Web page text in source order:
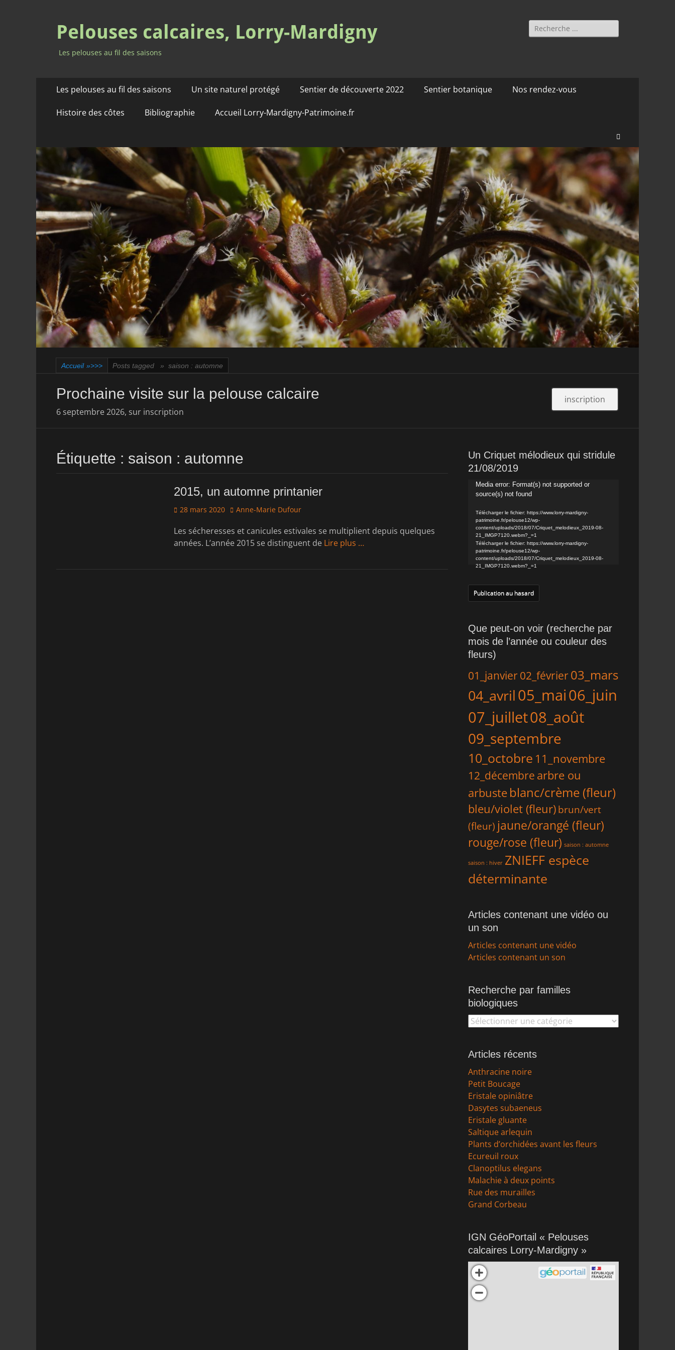
Pelouses calcaires, Lorry-Mardigny
Les pelouses au fil des saisons
Rechercher :
Menu
contenu
Les pelouses au fil des saisons Un site naturel protégé Sentier de découverte 2022 Sentier botanique Nos rendez-vous
Histoire des côtes Bibliographie Accueil Lorry-Mardigny-Patrimoine.fr
Accueil »>>> Posts tagged » saison : automne
Prochaine visite sur la pelouse calcaire
6 septembre 2026, sur inscription
inscription
Étiquette : saison : automne
2015, un automne printanier
Posted
28 mars 2020 Author
Anne-Marie Dufour
Les sécheresses et canicules estivales se multiplient depuis quelques
années. L’année 2015 se distinguent de Lire plus …
Un Criquet mélodieux qui stridule
21/08/2019
Lecteur
vidéo
Media error: Format(s) not supported or
source(s) not found
Télécharger le fichier: https://www.lorry-mardigny-
patrimoine.fr/pelouse12/wp-
content/uploads/2018/07/Criquet_melodieux_2019-08-
21_IMGP7120.webm?_=1
Télécharger le fichier: https://www.lorry-mardigny-
patrimoine.fr/pelouse12/wp-
content/uploads/2018/07/Criquet_melodieux_2019-08-
21_IMGP7120.webm?_=1
Publication au hasard
Que peut-on voir (recherche par
mois de l’année ou couleur des
fleurs)
01_janvier02_février03_mars
04_avril05_mai06_juin
07_juillet08_août
09_septembre
10_octobre 11_novembre
12_décembre arbre ou
arbuste blanc/crème (fleur)
bleu/violet (fleur) brun/vert
(fleur) jaune/orangé (fleur)
rouge/rose (fleur) saison : automne
saison : hiver ZNIEFF espèce
déterminante
Articles contenant une vidéo ou
un son
Articles contenant une vidéo
Articles contenant un son
Recherche par familles
biologiques
Recherche
biologiques
Articles récents
Anthracine noire
Petit Boucage
Eristale opiniâtre
Dasytes subaeneus
Eristale gluante
Saltique arlequin
Plants d’orchidées avant les fleurs
Ecureuil roux
Clanoptilus elegans
Malachie à deux points
Rue des murailles
Grand Corbeau
IGN GéoPortail « Pelouses
calcaires Lorry-Mardigny »